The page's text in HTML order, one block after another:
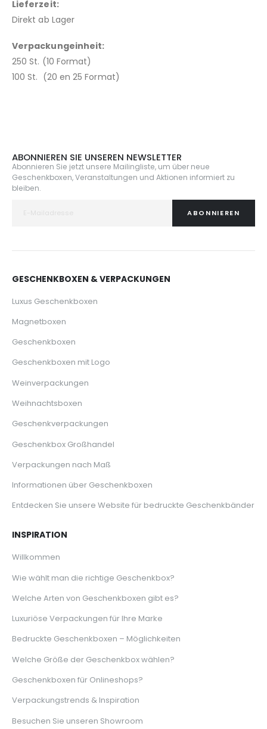
Lieferzeit:
Direkt ab Lager
Verpackungeinheit:
250 St. (10 Format)
100 St. (20 en 25 Format)
ABONNIEREN SIE UNSEREN NEWSLETTER
Abonnieren Sie jetzt unsere Mailingliste, um über neue
Geschenkboxen, Veranstaltungen und Aktionen informiert zu
bleiben.
ABONNIEREN
GESCHENKBOXEN & VERPACKUNGEN
Luxus Geschenkboxen
Magnetboxen
Geschenkboxen
Geschenkboxen mit Logo
Weinverpackungen
Weihnachtsboxen
Geschenkverpackungen
Geschenkbox Großhandel
Verpackungen nach Maß
Informationen über Geschenkboxen
Entdecken Sie unsere Website für bedruckte Geschenkbänder
INSPIRATION
Willkommen
Wie wählt man die richtige Geschenkbox?
Welche Arten von Geschenkboxen gibt es?
Luxuriöse Verpackungen für Ihre Marke
Bedruckte Geschenkboxen – Möglichkeiten
Welche Größe der Geschenkbox wählen?
Geschenkboxen für Onlineshops?
Verpackungstrends & Inspiration
Besuchen Sie unseren Showroom